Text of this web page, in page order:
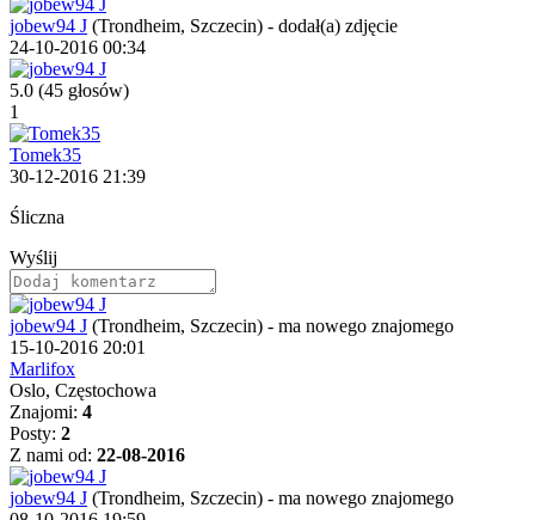
jobew94 J (Trondheim, Szczecin) - dodał(a) zdjęcie
24-10-2016 00:34
5.0 (45 głosów)
1
Tomek35
30-12-2016 21:39
Śliczna
Wyślij
jobew94 J (Trondheim, Szczecin) - ma nowego znajomego
15-10-2016 20:01
Marlifox
Oslo, Częstochowa
Znajomi: 4
Posty: 2
Z nami od: 22-08-2016
jobew94 J (Trondheim, Szczecin) - ma nowego znajomego